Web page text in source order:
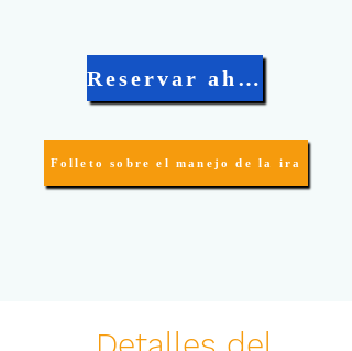
Reservar ahora
Folleto sobre el manejo de la ira